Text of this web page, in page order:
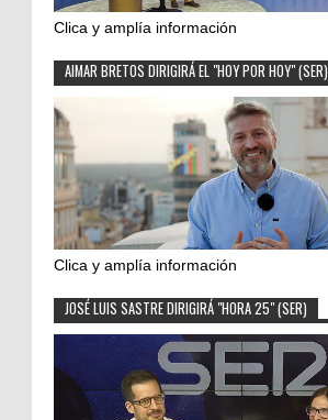
Clica y amplía información
AIMAR BRETOS DIRIGIRÁ EL "HOY POR HOY" (SER)
Clica y amplía información
JOSÉ LUIS SASTRE DIRIGIRÁ "HORA 25" (SER)